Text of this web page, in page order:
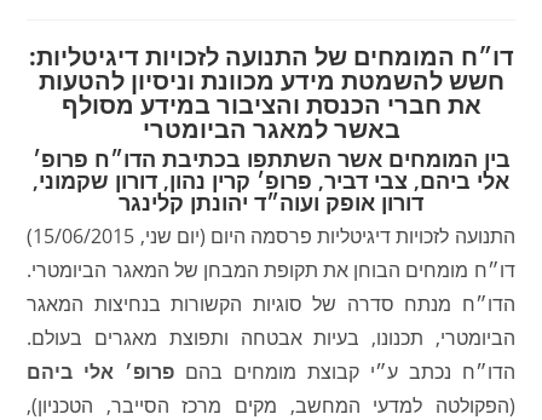
דו״ח המומחים של התנועה לזכויות דיגיטליות:
חשש להשמטת מידע מכוונת וניסיון להטעות
את חברי הכנסת והציבור במידע מסולף
באשר למאגר הביומטרי
בין המומחים אשר השתתפו בכתיבת הדו״ח פרופ׳
אלי ביהם, צבי דביר, פרופ׳ קרין נהון, דורון שקמוני,
דורון אופק ועוה״ד יהונתן קלינגר
התנועה לזכויות דיגיטליות פרסמה היום (יום שני, 15/06/2015)
דו״ח מומחים הבוחן את תקופת המבחן של המאגר הביומטרי.
הדו״ח מנתח סדרה של סוגיות הקשורות בנחיצות המאגר
הביומטרי, תכנונו, בעיות אבטחה ותפוצת מאגרים בעולם.
הדו״ח נכתב ע״י קבוצת מומחים בהם פרופ׳ אלי ביהם
(הפקולטה למדעי המחשב, מקים מרכז הסייבר, הטכניון),